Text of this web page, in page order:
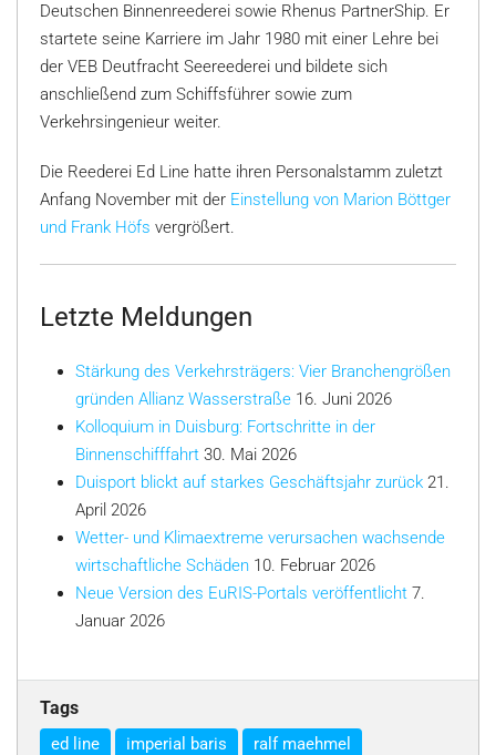
Deutschen Binnenreederei sowie Rhenus PartnerShip. Er
startete seine Karriere im Jahr 1980 mit einer Lehre bei
der VEB Deutfracht Seereederei und bildete sich
anschließend zum Schiffsführer sowie zum
Verkehrsingenieur weiter.
Die Reederei Ed Line hatte ihren Personalstamm zuletzt
Anfang November mit der Einstellung von Marion Böttger
und Frank Höfs vergrößert.
Letzte Meldungen
Stärkung des Verkehrsträgers: Vier Branchengrößen
gründen Allianz Wasserstraße 16. Juni 2026
Kolloquium in Duisburg: Fortschritte in der
Binnenschifffahrt 30. Mai 2026
Duisport blickt auf starkes Geschäftsjahr zurück 21.
April 2026
Wetter- und Klimaextreme verursachen wachsende
wirtschaftliche Schäden 10. Februar 2026
Neue Version des EuRIS-Portals veröffentlicht 7.
Januar 2026
Tags
ed line imperial baris ralf maehmel